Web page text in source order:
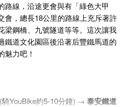
路線，沿途更會與有「綠色大甲
會，總長18公里的路線上充斥著許
梁鋼橋、九號隧道等等。這次讓我
鐵道文化園區後沿著后豐鐵馬道的
魅力吧！
(騎YouBike約5-10分鐘) → 泰安鐵道